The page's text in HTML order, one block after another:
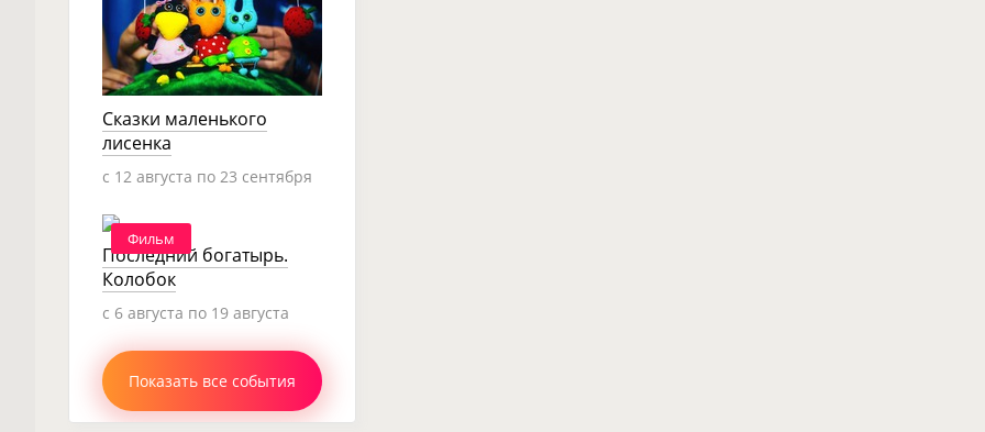
Сказки маленького
лисенка
c 12 августа по 23 сентября
Фильм
Последний богатырь.
Колобок
c 6 августа по 19 августа
Показать все события